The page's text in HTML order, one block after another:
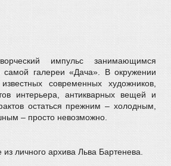
импульс занимающимся
самой галереи «Дача». В окружении
современных художников,
интерьера, антикварных вещей и
остаться прежним – холодным,
– просто невозможно.
личного архива Льва Бартенева.